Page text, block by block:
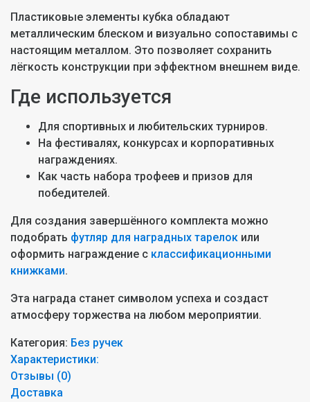
Пластиковые элементы кубка обладают
металлическим блеском и визуально сопоставимы с
настоящим металлом. Это позволяет сохранить
лёгкость конструкции при эффектном внешнем виде.
Где используется
Для спортивных и любительских турниров.
На фестивалях, конкурсах и корпоративных
награждениях.
Как часть набора трофеев и призов для
победителей.
Для создания завершённого комплекта можно
подобрать футляр для наградных тарелок или
оформить награждение с классификационными
книжками.
Эта награда станет символом успеха и создаст
атмосферу торжества на любом мероприятии.
Категория: Без ручек
Характеристики:
Отзывы (0)
Доставка